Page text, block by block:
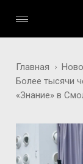
Главная
Более тысячи
«Знание» в